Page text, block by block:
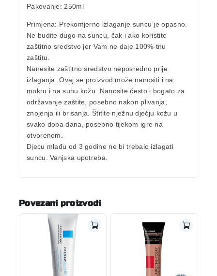
Pakovanje: 250ml
Primjena: Prekomjerno izlaganje suncu je opasno.
Ne budite dugo na suncu, čak i ako koristite
zaštitno sredstvo jer Vam ne daje 100%-tnu
zaštitu.
Nanesite zaštitno sredstvo neposredno prije
izlaganja. Ovaj se proizvod može nanositi i na
mokru i na suhu kožu. Nanosite često i bogato za
održavanje zaštite, posebno nakon plivanja,
znojenja ili brisanja. Štitite nježnu dječju kožu u
svako doba dana, posebno tijekom igre na
otvorenom.
Djecu mlađu od 3 godine ne bi trebalo izlagati
suncu. Vanjska upotreba.
Povezani proizvodi